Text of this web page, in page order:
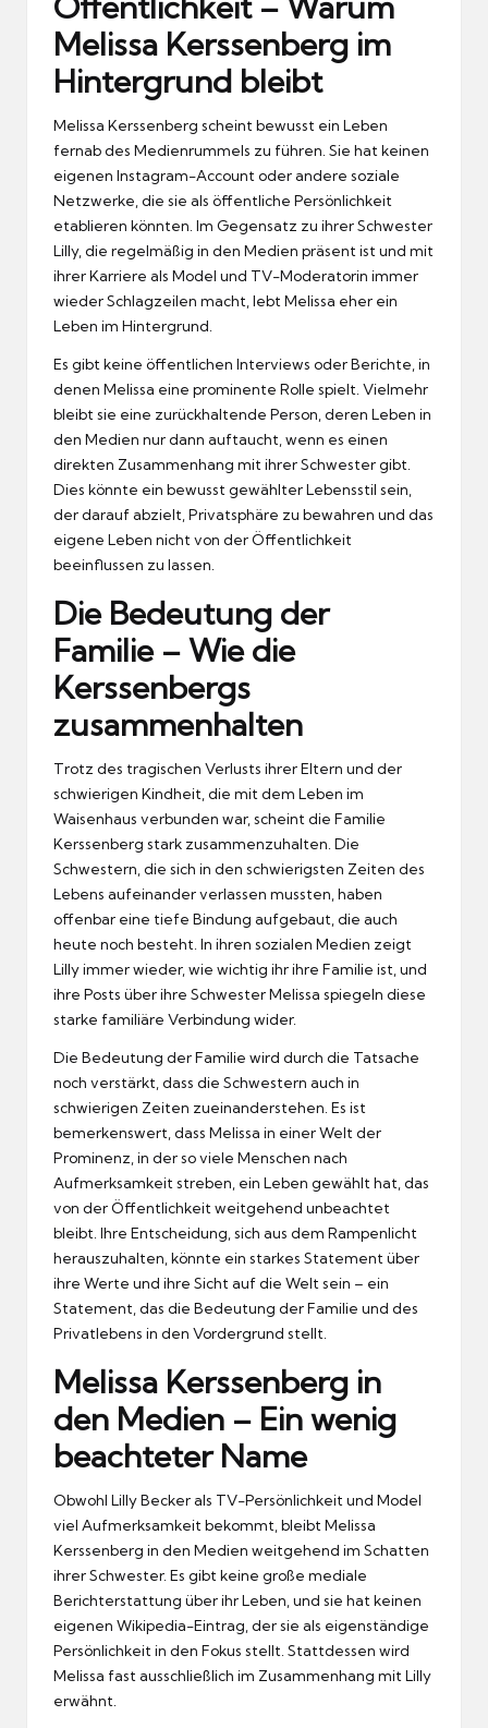
Melissa Kerssenberg im
Hintergrund bleibt
Melissa Kerssenberg scheint bewusst ein Leben
fernab des Medienrummels zu führen. Sie hat keinen
eigenen Instagram-Account oder andere soziale
Netzwerke, die sie als öffentliche Persönlichkeit
etablieren könnten. Im Gegensatz zu ihrer Schwester
Lilly, die regelmäßig in den Medien präsent ist und mit
ihrer Karriere als Model und TV-Moderatorin immer
wieder Schlagzeilen macht, lebt Melissa eher ein
Leben im Hintergrund.
Es gibt keine öffentlichen Interviews oder Berichte, in
denen Melissa eine prominente Rolle spielt. Vielmehr
bleibt sie eine zurückhaltende Person, deren Leben in
den Medien nur dann auftaucht, wenn es einen
direkten Zusammenhang mit ihrer Schwester gibt.
Dies könnte ein bewusst gewählter Lebensstil sein,
der darauf abzielt, Privatsphäre zu bewahren und das
eigene Leben nicht von der Öffentlichkeit
beeinflussen zu lassen.
Die Bedeutung der
Familie – Wie die
Kerssenbergs
zusammenhalten
Trotz des tragischen Verlusts ihrer Eltern und der
schwierigen Kindheit, die mit dem Leben im
Waisenhaus verbunden war, scheint die Familie
Kerssenberg stark zusammenzuhalten. Die
Schwestern, die sich in den schwierigsten Zeiten des
Lebens aufeinander verlassen mussten, haben
offenbar eine tiefe Bindung aufgebaut, die auch
heute noch besteht. In ihren sozialen Medien zeigt
Lilly immer wieder, wie wichtig ihr ihre Familie ist, und
ihre Posts über ihre Schwester Melissa spiegeln diese
starke familiäre Verbindung wider.
Die Bedeutung der Familie wird durch die Tatsache
noch verstärkt, dass die Schwestern auch in
schwierigen Zeiten zueinanderstehen. Es ist
bemerkenswert, dass Melissa in einer Welt der
Prominenz, in der so viele Menschen nach
Aufmerksamkeit streben, ein Leben gewählt hat, das
von der Öffentlichkeit weitgehend unbeachtet
bleibt. Ihre Entscheidung, sich aus dem Rampenlicht
herauszuhalten, könnte ein starkes Statement über
ihre Werte und ihre Sicht auf die Welt sein – ein
Statement, das die Bedeutung der Familie und des
Privatlebens in den Vordergrund stellt.
Melissa Kerssenberg in
den Medien – Ein wenig
beachteter Name
Obwohl Lilly Becker als TV-Persönlichkeit und Model
viel Aufmerksamkeit bekommt, bleibt Melissa
Kerssenberg in den Medien weitgehend im Schatten
ihrer Schwester. Es gibt keine große mediale
Berichterstattung über ihr Leben, und sie hat keinen
eigenen Wikipedia-Eintrag, der sie als eigenständige
Persönlichkeit in den Fokus stellt. Stattdessen wird
Melissa fast ausschließlich im Zusammenhang mit Lilly
erwähnt.